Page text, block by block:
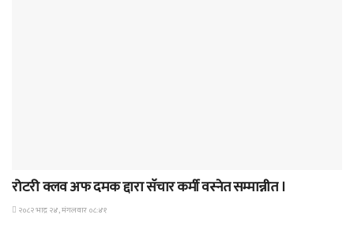
रोटरी क्लव अफ दमक द्दारा सॅचार कर्मी वस्नेत सम्मान्नीत ।
२०८२ भाद्र २४, मंगलवार ०८:४१